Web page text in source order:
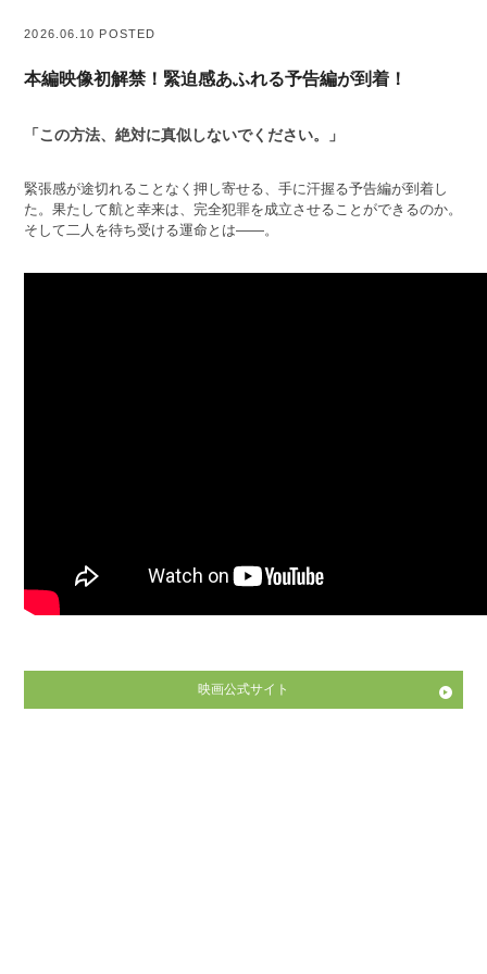
2026.06.10 POSTED
本編映像初解禁！緊迫感あふれる予告編が到着！
「この方法、絶対に真似しないでください。」
緊張感が途切れることなく押し寄せる、手に汗握る予告編が到着し
た。果たして航と幸来は、完全犯罪を成立させることができるのか。
そして二人を待ち受ける運命とは――。
映画公式サイト